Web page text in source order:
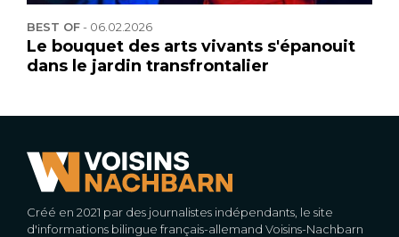
BEST OF- 06.02.2026
Le bouquet des arts vivants s'épanouit
dans le jardin transfrontalier
Créé en 2021 par des journalistes indépendants, le site
d'informations bilingue français-allemand Voisins-Nachbarn